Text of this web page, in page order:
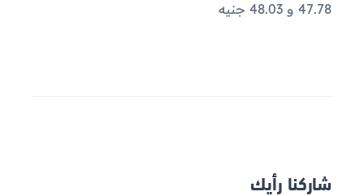
47.78 و 48.03 جنيه
شاركنا رأيك